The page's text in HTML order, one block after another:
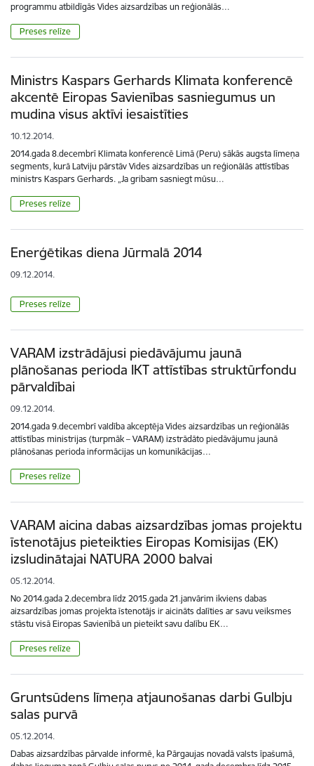
programmu atbildīgās Vides aizsardzības un reģionālās…
Preses relīze
Ministrs Kaspars Gerhards Klimata konferencē
akcentē Eiropas Savienības sasniegumus un
mudina visus aktīvi iesaistīties
10.12.2014.
2014.gada 8.decembrī Klimata konferencē Limā (Peru) sākās augsta līmeņa
segments, kurā Latviju pārstāv Vides aizsardzības un reģionālās attīstības
ministrs Kaspars Gerhards. „Ja gribam sasniegt mūsu…
Preses relīze
Enerģētikas diena Jūrmalā 2014
09.12.2014.
Preses relīze
VARAM izstrādājusi piedāvājumu jaunā
plānošanas perioda IKT attīstības struktūrfondu
pārvaldībai
09.12.2014.
2014.gada 9.decembrī valdība akceptēja Vides aizsardzības un reģionālās
attīstības ministrijas (turpmāk – VARAM) izstrādāto piedāvājumu jaunā
plānošanas perioda informācijas un komunikācijas…
Preses relīze
VARAM aicina dabas aizsardzības jomas projektu
īstenotājus pieteikties Eiropas Komisijas (EK)
izsludinātajai NATURA 2000 balvai
05.12.2014.
No 2014.gada 2.decembra līdz 2015.gada 21.janvārim ikviens dabas
aizsardzības jomas projekta īstenotājs ir aicināts dalīties ar savu veiksmes
stāstu visā Eiropas Savienībā un pieteikt savu dalību EK…
Preses relīze
Gruntsūdens līmeņa atjaunošanas darbi Gulbju
salas purvā
05.12.2014.
Dabas aizsardzības pārvalde informē, ka Pārgaujas novadā valsts īpašumā,